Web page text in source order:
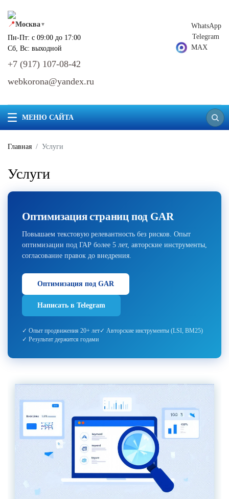
📍Москва▼
Пн-Пт: с 09:00 до 17:00
Сб, Вс: выходной
WhatsApp
Telegram
MAX
+7 (917) 107-08-42
webkorona@yandex.ru
МЕНЮ САЙТА
Главная Услуги
Услуги
Оптимизация страниц под GAR
Повышаем текстовую релевантность без рисков. Опыт
оптимизации под ГАР более 5 лет, авторские инструменты,
согласование правок до внедрения.
Оптимизация под GAR
Написать в Telegram
✓ Опыт продвижения 20+ лет✓ Авторские инструменты (LSI, BM25)
✓ Результат держится годами